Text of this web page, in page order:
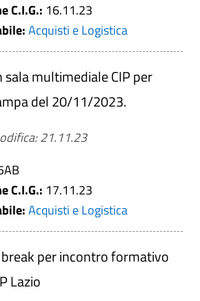
C.I.G.: 16.11.23
Acquisti e Logistica
sala multimediale CIP per
del 20/11/2023.
21.11.23
C.I.G.: 17.11.23
Acquisti e Logistica
per incontro formativo
Lazio